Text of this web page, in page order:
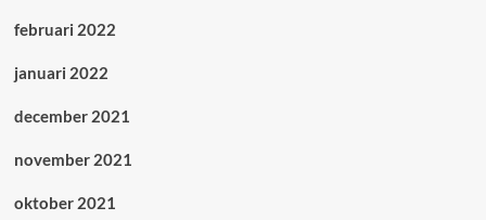
februari 2022
januari 2022
december 2021
november 2021
oktober 2021